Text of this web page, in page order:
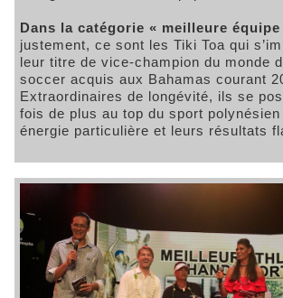
Dans la catégorie « meilleure équipe
justement, ce sont les Tiki Toa qui
leur titre de vice-champion du monde
soccer acquis aux Bahamas courant
Extraordinaires de longévité, ils se
fois de plus au top du sport
énergie particulière et leurs résultats